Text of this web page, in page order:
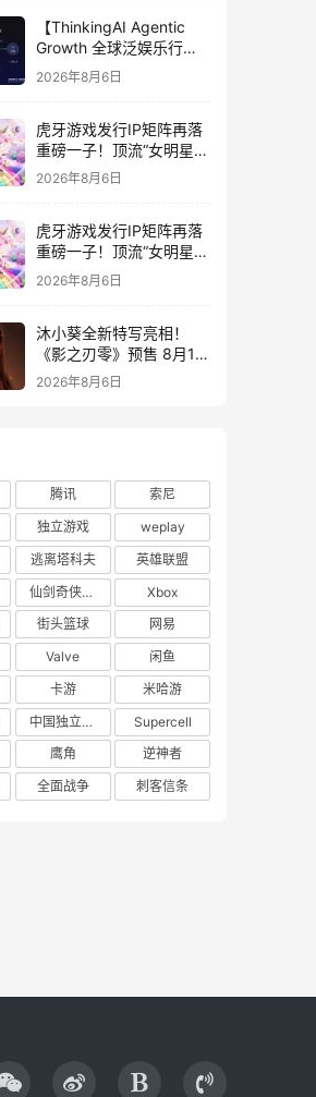
【ThinkingAI Agentic
Growth 全球泛娱乐行业
峰会】Agent 时代，人到
底负责什么
2026年8月6日
虎牙游戏发行IP矩阵再落
重磅一子！顶流“女明星”
ZANMANG LOOPY 正版
2026年8月6日
虎牙游戏发行IP矩阵再落
重磅一子！顶流“女明星”
ZANMANG LOOPY 正版
3D消除手游《消消奇遇》
2026年8月6日
沐小葵全新特写亮相！
《影之刃零》预售 8月12
日开启
2026年8月6日
腾讯
索尼
独立游戏
weplay
逃离塔科夫
英雄联盟
仙剑奇侠传四
Xbox
街头篮球
网易
Valve
闲鱼
卡游
米哈游
中国独立游戏联盟
Supercell
鹰角
逆神者
全面战争 刺客信条